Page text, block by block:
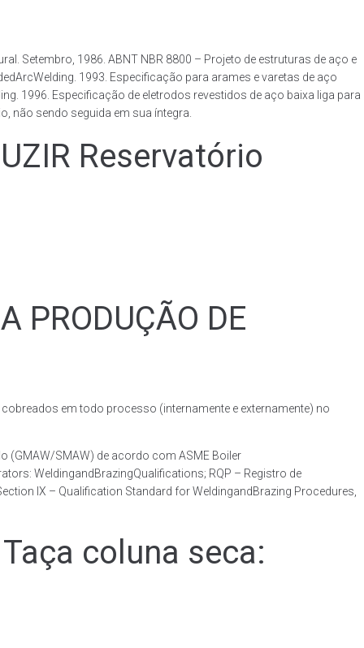
Setembro, 1986. ABNT NBR 8800 – Projeto de estruturas de aço e
1993. Especificação para arames e varetas de aço
1996. Especificação de eletrodos revestidos de aço baixa liga para
não sendo seguida em sua íntegra.
Reservatório
PRODUÇÃO DE
em todo processo (internamente e externamente) no
(GMAW/SMAW) de acordo com ASME Boiler
WeldingandBrazingQualifications; RQP – Registro de
IX – Qualification Standard for WeldingandBrazing Procedures,
coluna seca: